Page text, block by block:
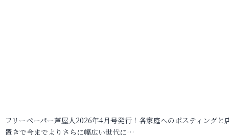
フリーペーパー芦屋人2026年4月号発行！各家庭へのポスティングと
置きで今までよりさらに幅広い世代に…